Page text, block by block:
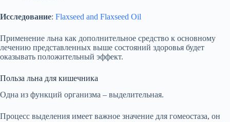
Исследование: Flaxseed and Flaxseed Oil
Применение льна как дополнительное средство к основному
лечению представленных выше состояний здоровья будет
оказывать положительный эффект.
Польза льна для кишечника
Одна из функций организма – выделительная.
Процесс выделения имеет важное значение для гомеостаза, он